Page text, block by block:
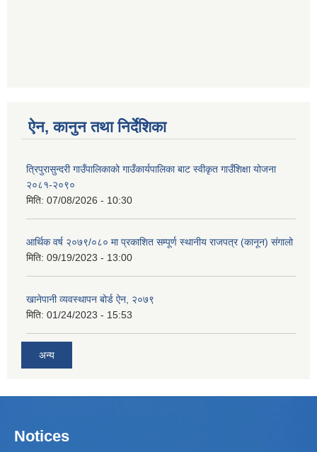
ऐन, कानुन तथा निर्देशिका
त्रिपुरासुन्दरी गाउँपालिकाको गाउँकार्यपालिका बाट स्वीकृत गाउँशिक्षा योजना
२०८१-२०९०
मिति: 07/08/2026 - 10:30
आर्थिक वर्ष २०७९/०८० मा प्रकाशित सम्पूर्ण स्थानीय राजपत्र (कानून) संगालो
मिति: 09/19/2023 - 13:00
खानेपानी व्यवस्थापन बोर्ड ऐन, २०७९
मिति: 01/24/2023 - 15:53
अन्य
Notices